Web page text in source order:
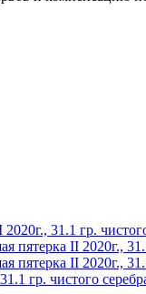
гр. чистого